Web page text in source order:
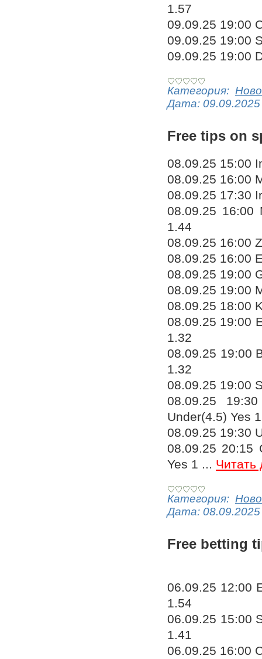
1.57
09.09.25 19:00
09.09.25 19:00
09.09.25 19:00
Категория:
Дата: 09.09.2025
Free tips on
08.09.25 15:00
08.09.25 16:00
08.09.25 17:30
08.09.25 16:00
1.44
08.09.25 16:00
08.09.25 16:00
08.09.25 19:00
08.09.25 19:00
08.09.25 18:00
08.09.25 19:00
1.32
08.09.25 19:00
1.32
08.09.25 19:00
08.09.25
Under(4.5) Yes
08.09.25 19:30
08.09.25 20:15
Yes 1 ... Читать
Категория:
Дата: 08.09.2025
Free betting
06.09.25 12:00
1.54
06.09.25 15:00
1.41
06.09.25 16:00